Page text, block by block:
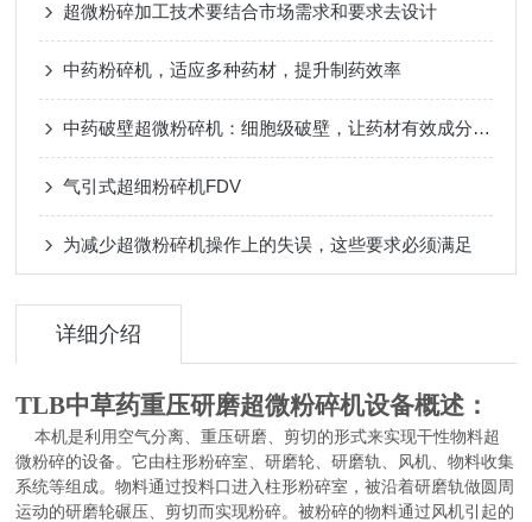
超微粉碎加工技术要结合市场需求和要求去设计
中药粉碎机，适应多种药材，提升制药效率
中药破壁超微粉碎机：细胞级破壁，让药材有效成分充分释放
气引式超细粉碎机FDV
为减少超微粉碎机操作上的失误，这些要求必须满足
详细介绍
TLB中草药重压研磨超微粉碎机设备概述：
本机是利用空气分离、重压研磨、剪切的形式来实现干性物料超
微粉碎的设备。它由柱形粉碎室、研磨轮、研磨轨、风机、物料收集
系统等组成。物料通过投料口进入柱形粉碎室，被沿着研磨轨做圆周
运动的研磨轮碾压、剪切而实现粉碎。被粉碎的物料通过风机引起的